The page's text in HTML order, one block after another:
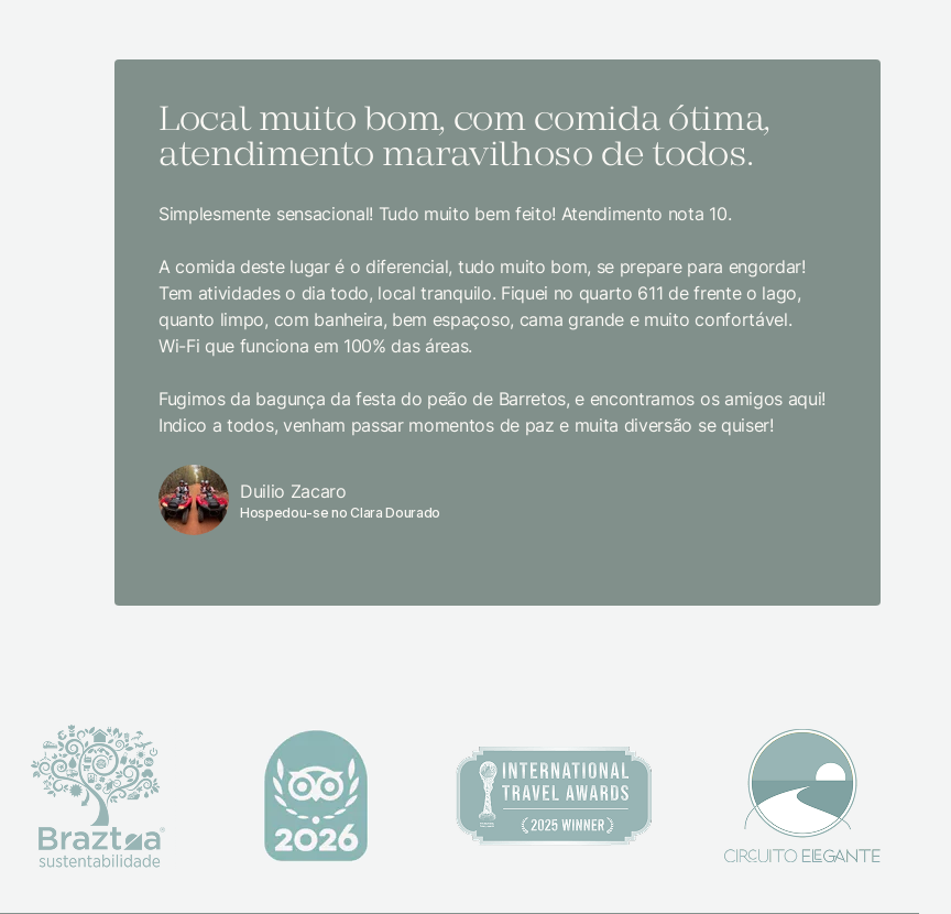
Local muito bom, com comida ótima,
atendimento maravilhoso de todos.
Simplesmente sensacional! Tudo muito bem feito! Atendimento nota 10.
A comida deste lugar é o diferencial, tudo muito bom, se prepare para engordar!
Tem atividades o dia todo, local tranquilo. Fiquei no quarto 611 de frente o lago,
quanto limpo, com banheira, bem espaçoso, cama grande e muito confortável.
Wi-Fi que funciona em 100% das áreas.
Fugimos da bagunça da festa do peão de Barretos, e encontramos os amigos aqui!
Indico a todos, venham passar momentos de paz e muita diversão se quiser!
Duilio Zacaro
Hospedou-se no Clara Dourado